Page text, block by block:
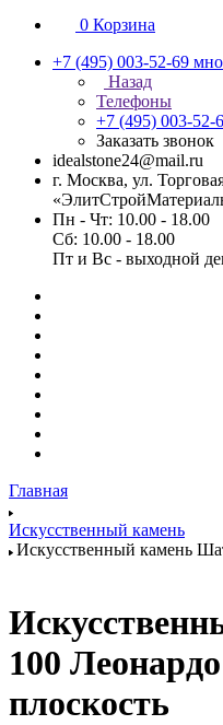
0 Корзина
+7 (495) 003-52-69
Назад
Телефоны
+7 (495) 003-52-
Заказать звонок
idealstone24@mail.ru
г. Москва, ул.
Пн - Чт: 10.00 - 18.00
Сб: 10.00 - 18.00
Пт и Вс - выходной
Главная
Искусственный камень
Искусственный камень
100
плоскость